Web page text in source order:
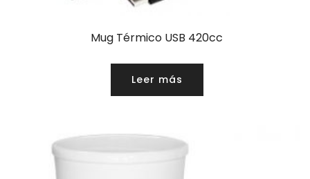
Mug Térmico USB 420cc
Leer más